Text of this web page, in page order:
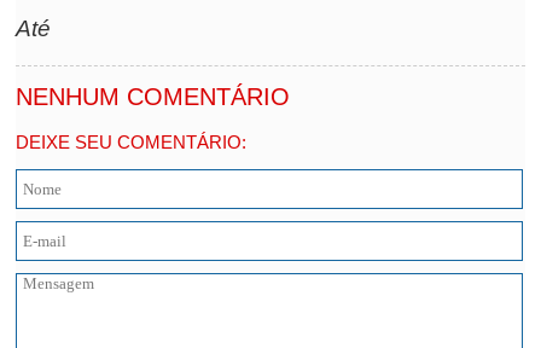
Até
NENHUM COMENTÁRIO
DEIXE SEU COMENTÁRIO: